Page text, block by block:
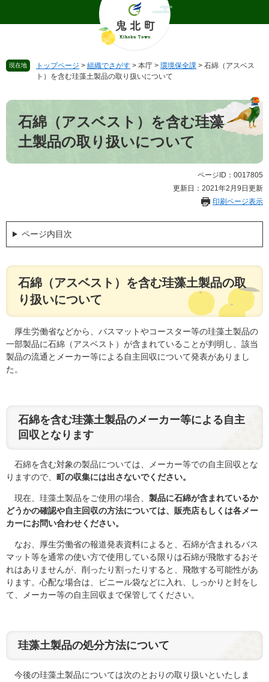
頭
。
飛
て
現在地 トップページ > 組織でさがす > 本庁 > 環境保全課 > 石綿（アスベス
ト）を含む珪藻土製品の取り扱いについて
本
石綿（アスベスト）を含む珪藻
土製品の取り扱いについて
ページID：0017805
更新日：2021年2月9日更新
印刷ページ表示
ページ内目次
石綿（アスベスト）を含む珪藻土製品の取
り扱いについて
厚生労働省などから、バスマットやコースター等の珪藻土製品の
一部製品に石綿（アスベスト）が含まれていることが判明し、該当
製品の流通とメーカー等による自主回収について発表がありまし
た。
石綿を含む珪藻土製品のメーカー等による自主
回収となります
石綿を含む対象の製品については、メーカー等での自主回収とな
りますので、 町の収集には出さないでください。
現在、珪藻土製品をご使用の場合、 製品に石綿が含まれているか
どうかの確認や自主回収の方法については、販売店もしくは各メー
カーにお問い合わせください。
なお、厚生労働省の報道発表資料によると、石綿が含まれるバス
マット等を通常の使い方で使用している限りは石綿が飛散するおそ
れはありませんが、削ったり割ったりすると、飛散する可能性があ
ります。心配な場合は、ビニール袋などに入れ、しっかりと封をし
て、メーカー等の自主回収まで保管してください。
珪藻土製品の処分方法について
今後の珪藻土製品については次のとおりの取り扱いといたしま